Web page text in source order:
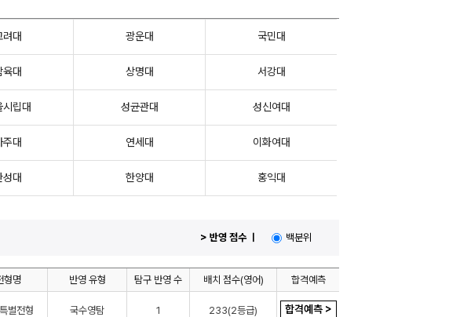
려대 광운대 국민대
육대 상명대 서강대
시립대 성균관대 성신여대
주대 연세대 이화여대
성대 한양대 홍익대
> 반영 점수 ㅣ 백분위
형명 반영 유형 탐구 반영 수 배치 점수(영어) 합격예측
별전형 국수영탐 1 233(2등급) 합격예측 >